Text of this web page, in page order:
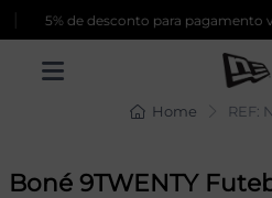
5% de desconto para pagamento via
Home REF:
Boné 9TWENTY